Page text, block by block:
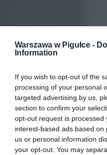
Warszawa w Pigułce -
Information
If you wish to opt-out of the
processing of your personal
targeted advertising by us,
section to confirm your
opt-out request is processed
interest-based ads based
us or personal information
your opt-out. You may